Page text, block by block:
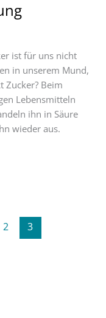
ist für uns nicht
in unserem Mund,
Zucker? Beim
Lebensmitteln
ihn in Säure
wieder aus.
2 3